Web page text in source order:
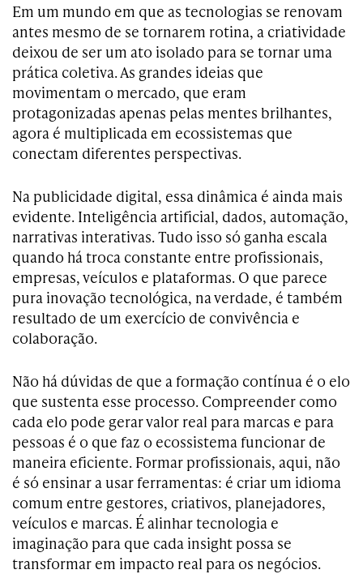
Em um mundo em que as tecnologias se renovam
antes mesmo de se tornarem rotina, a criatividade
deixou de ser um ato isolado para se tornar uma
prática coletiva. As grandes ideias que
movimentam o mercado, que eram
protagonizadas apenas pelas mentes brilhantes,
agora é multiplicada em ecossistemas que
conectam diferentes perspectivas.
Na publicidade digital, essa dinâmica é ainda mais
evidente. Inteligência artificial, dados, automação,
narrativas interativas. Tudo isso só ganha escala
quando há troca constante entre profissionais,
empresas, veículos e plataformas. O que parece
pura inovação tecnológica, na verdade, é também
resultado de um exercício de convivência e
colaboração.
Não há dúvidas de que a formação contínua é o elo
que sustenta esse processo. Compreender como
cada elo pode gerar valor real para marcas e para
pessoas é o que faz o ecossistema funcionar de
maneira eficiente. Formar profissionais, aqui, não
é só ensinar a usar ferramentas: é criar um idioma
comum entre gestores, criativos, planejadores,
veículos e marcas. É alinhar tecnologia e
imaginação para que cada insight possa se
transformar em impacto real para os negócios.